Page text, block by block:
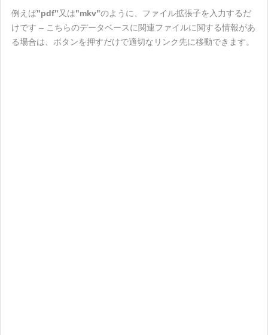
例えば"pdf"又は"mkv"のように、ファイル拡張子を入力するだ
けです – こちらのデータベースに関連ファイルに関する情報があ
る場合は、ボタンを押すだけで適切なリンク先に移動できます。